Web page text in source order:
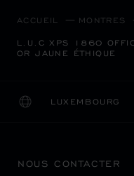
ACCUEIL MONTRES
L.U.C XPS 1860
OR JAUNE ÉTHIQUE
LUXEMBOURG
CHANGER DE
NOUS CONTACTER